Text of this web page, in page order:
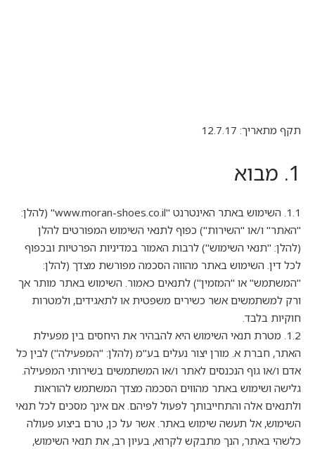
תקף מתאריך: 12.7.17
1. מבוא
1.1. השימוש באתר האינטרנט "www.moran-shoes.co.il" (להלן:
"האתר" ו/או "השירות") כפוף לתנאי השימוש המפורטים להלן
(להלן: "תנאי השימוש") לרבות האמור במדיניות הפרטיות ובכפוף
לכל דין. השימוש באתר מהווה הסכמה מפורשת מצדך (להלן:
"המשתמש" או "המזמין") לתנאים כאמור. השימוש באתר מותר אך
ורק למשתמשים אשר כשירים משפטית או לתאגידים, ולמטרות
חוקיות בלבד.
1.2. מטרת תנאי השימוש היא להבהיר את היחסים בין מפעילת
האתר, חברת א. מורן יצור נעלים בע"מ (להלן: "המפעילה") לבין כל
אדם ו/או גוף הנכנסים לאתר ו/או המשתמשים בשירותי המפעילה.
גלישה ושימוש באתר מהווים הסכמה מצדך המשתמש להוראות
ולתנאים אלה והתחייבותך לפעול לפיהם. אם אינך מסכים לכל תנאי
השימוש, אל תעשה שימוש באתר. אשר על כן, טרם ביצוע פעולה
כלשהי באתר, הנך מתבקש לקרוא, בעיון רב, את תנאי השימוש,